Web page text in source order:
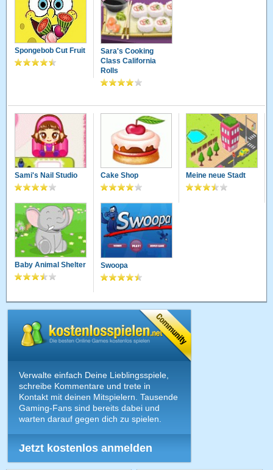
Spongebob Cut Fruit
Sara's Cooking
Class California
Rolls
Sami's Nail Studio Cake Shop Meine neue Stadt
Baby Animal Shelter Swoopa
Verwalte einfach Deine Lieblingsspiele,
schreibe Kommentare und trete in
Kontakt mit deinen Mitspielern. Tausende
Gaming-Fans sind bereits dabei und
warten darauf gegen dich zu spielen.
Jetzt kostenlos anmelden